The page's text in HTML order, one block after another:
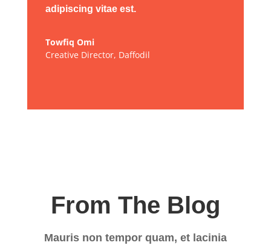
adipiscing vitae est.
Towfiq Omi
Creative Director, Daffodil
From The Blog
Mauris non tempor quam, et lacinia